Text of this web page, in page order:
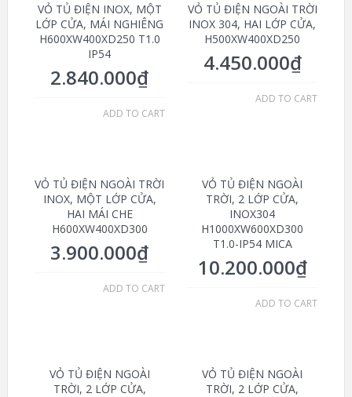
VỎ TỦ ĐIỆN INOX, MỘT
LỚP CỬA, MÁI NGHIÊNG
H600XW400XD250 T1.0
IP54
2.840.000₫
ADD TO CART
VỎ TỦ ĐIỆN NGOÀI TRỜI
INOX 304, HAI LỚP CỬA,
H500XW400XD250
4.450.000₫
ADD TO CART
VỎ TỦ ĐIỆN NGOÀI TRỜI
INOX, MỘT LỚP CỬA,
HAI MÁI CHE
H600XW400XD300
3.900.000₫
ADD TO CART
VỎ TỦ ĐIỆN NGOÀI
TRỜI, 2 LỚP CỬA,
INOX304
H1000XW600XD300
T1.0-IP54 MICA
10.200.000₫
ADD TO CART
VỎ TỦ ĐIỆN NGOÀI
TRỜI, 2 LỚP CỬA,
VỎ TỦ ĐIỆN NGOÀI
TRỜI, 2 LỚP CỬA,